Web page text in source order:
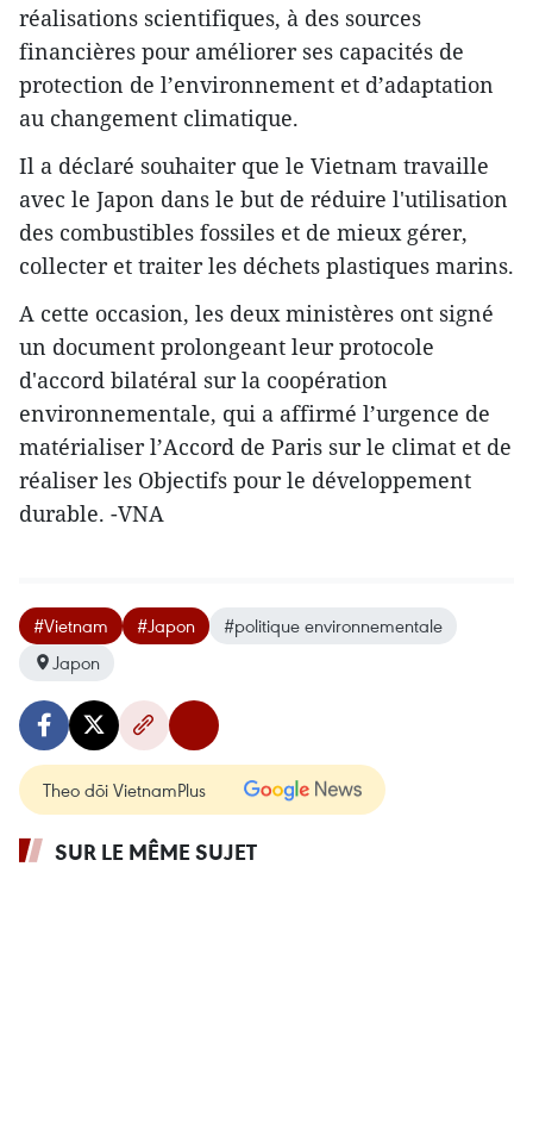
réalisations scientifiques, à des sources
financières pour améliorer ses capacités de
protection de l’environnement et d’adaptation
au changement climatique.
Il a déclaré souhaiter que le Vietnam travaille
avec le Japon dans le but de réduire l'utilisation
des combustibles fossiles et de mieux gérer,
collecter et traiter les déchets plastiques marins.
A cette occasion, les deux ministères ont signé
un document prolongeant leur protocole
d'accord bilatéral sur la coopération
environnementale, qui a affirmé l’urgence de
matérialiser l’Accord de Paris sur le climat et de
réaliser les Objectifs pour le développement
durable. -VNA
#Vietnam #Japon
#politique environnementale
Japon
Theo dõi VietnamPlus
SUR LE MÊME SUJET